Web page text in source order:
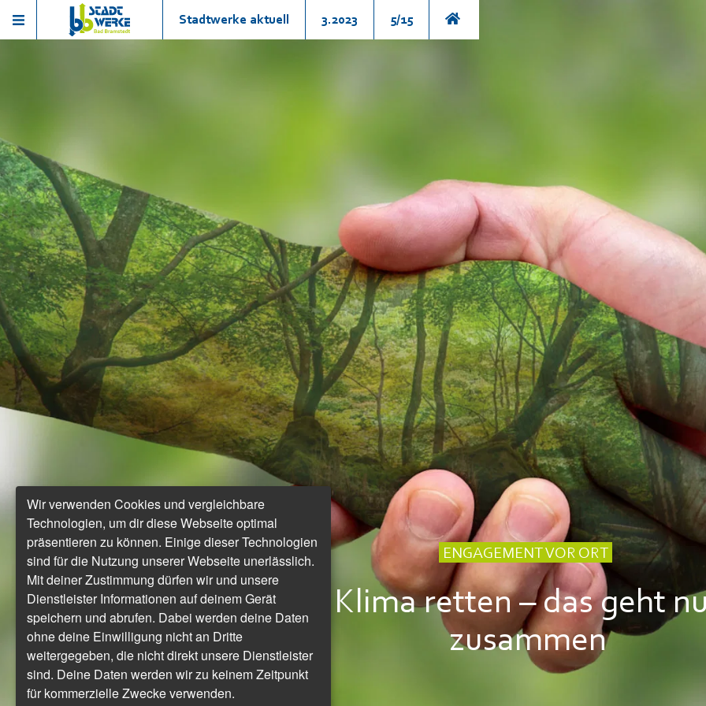
Stadtwerke aktuell 3.2023 5/15
ENGAGEMENT VOR ORT
Klima retten – das geht
zusammen
Wir verwenden Cookies und vergleichbare
Technologien, um dir diese Webseite optimal
präsentieren zu können. Einige dieser Technologien
sind für die Nutzung unserer Webseite unerlässlich.
Mit deiner Zustimmung dürfen wir und unsere
Dienstleister Informationen auf deinem Gerät
speichern und abrufen. Dabei werden deine Daten
ohne deine Einwilligung nicht an Dritte
weitergegeben, die nicht direkt unsere Dienstleister
sind. Deine Daten werden wir zu keinem Zeitpunkt
für kommerzielle Zwecke verwenden.